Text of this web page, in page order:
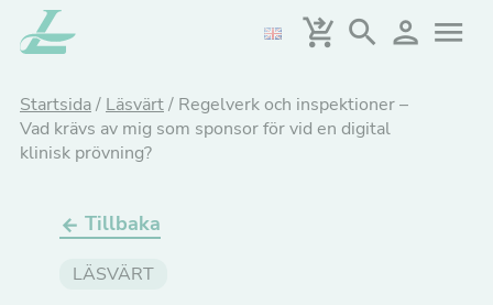
Hoppa
till
Startsida/ Läsvärt/ Regelverk och inspektioner –
Vad krävs av mig som sponsor för vid en digital
klinisk prövning?
Tillbaka
LÄSVÄRT